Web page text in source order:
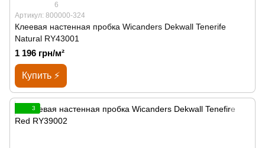
6
Артикул: 800000-324
Клеевая настенная пробка Wicanders Dekwall Tenerife
Natural RY43001
1 196 грн/м²
Купить ⚡
3